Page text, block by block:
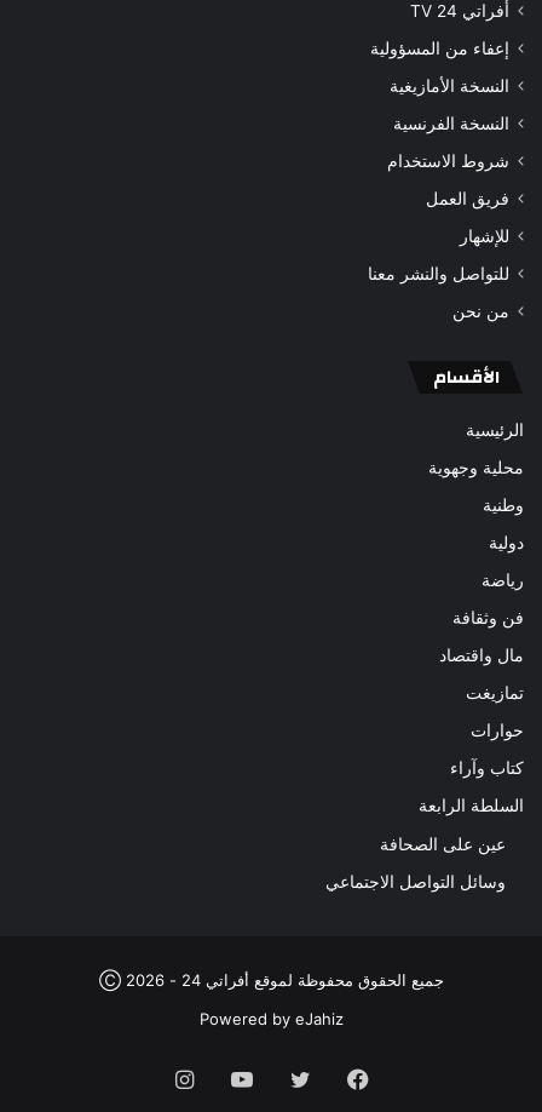
أفراتي 24 TV
إعفاء من المسؤولية
النسخة الأمازيغية
النسخة الفرنسية
شروط الاستخدام
فريق العمل
للإشهار
للتواصل والنشر معنا
من نحن
الأقسام
الرئيسية
محلية وجهوية
وطنية
دولية
رياضة
فن وثقافة
مال واقتصاد
تمازيغت
حوارات
كتاب وآراء
السلطة الرابعة
عين على الصحافة
وسائل التواصل الاجتماعي
جميع الحقوق محفوظة لموقع أفراتي 24 - 2026 Ⓒ
Powered by eJahiz
فيسبوك تويتر يوتيوب